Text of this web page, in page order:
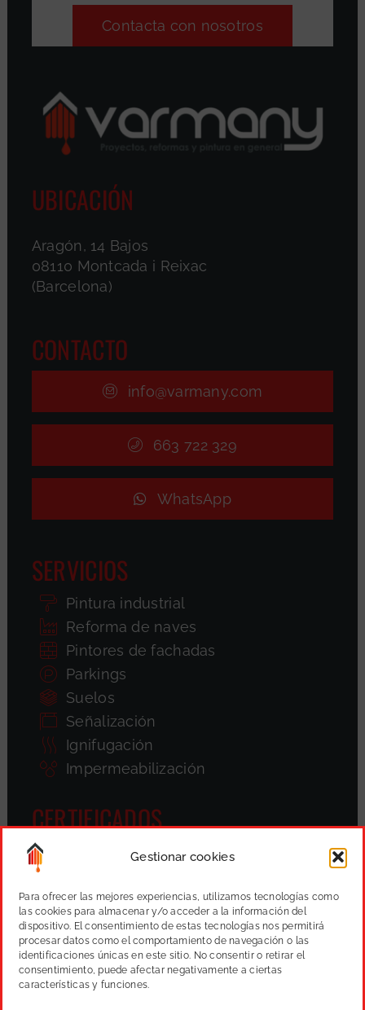
Gestionar cookies
Para ofrecer las mejores experiencias, utilizamos tecnologías como
las cookies para almacenar y/o acceder a la información del
dispositivo. El consentimiento de estas tecnologías nos permitirá
procesar datos como el comportamiento de navegación o las
identificaciones únicas en este sitio. No consentir o retirar el
consentimiento, puede afectar negativamente a ciertas
características y funciones.
Contacta con nosotros
UBICACIÓN
Aragón, 14 Bajos
08110 Montcada i Reixac
(Barcelona)
CONTACTO
info@varmany.com
663 722 329
WhatsApp
SERVICIOS
Pintura industrial
Reforma de naves
Pintores de fachadas
Parkings
Suelos
Señalización
Ignifugación
Impermeabilización
CERTIFICADOS